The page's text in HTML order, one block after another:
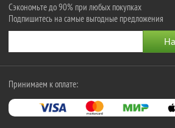
Сэкономьте до 90% при любых покупках
Подпишитесь на самые выгодные предложения
Принимаем к оплате: